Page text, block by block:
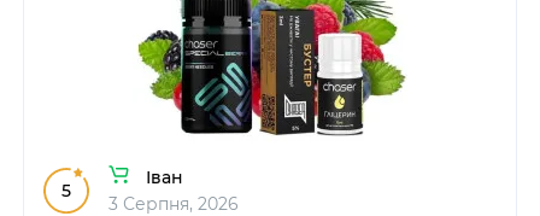
5
Іван
3 Серпня, 2026